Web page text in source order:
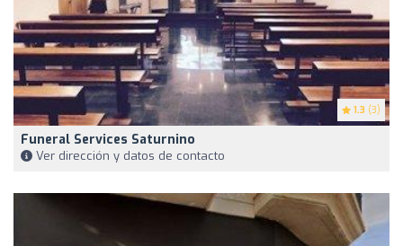
1.3 (3)
Funeral Services Saturnino
Ver dirección y datos de contacto